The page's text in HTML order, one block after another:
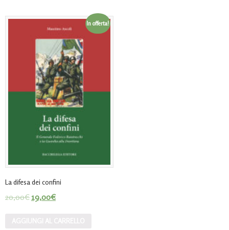
In offerta!
La difesa dei confini
20,00€19,00€